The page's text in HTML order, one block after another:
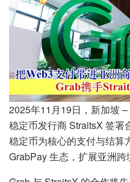
2025年11月19日，新加坡
稳定币发行商 StraitsX 签署
稳定币为核心的支付与结算
GrabPay 生态，扩展亚洲跨